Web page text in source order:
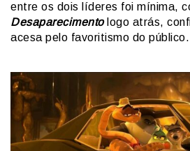
entre os dois líderes foi mínima,
Desaparecimentologo atrás,
acesa pelo favoritismo do público.